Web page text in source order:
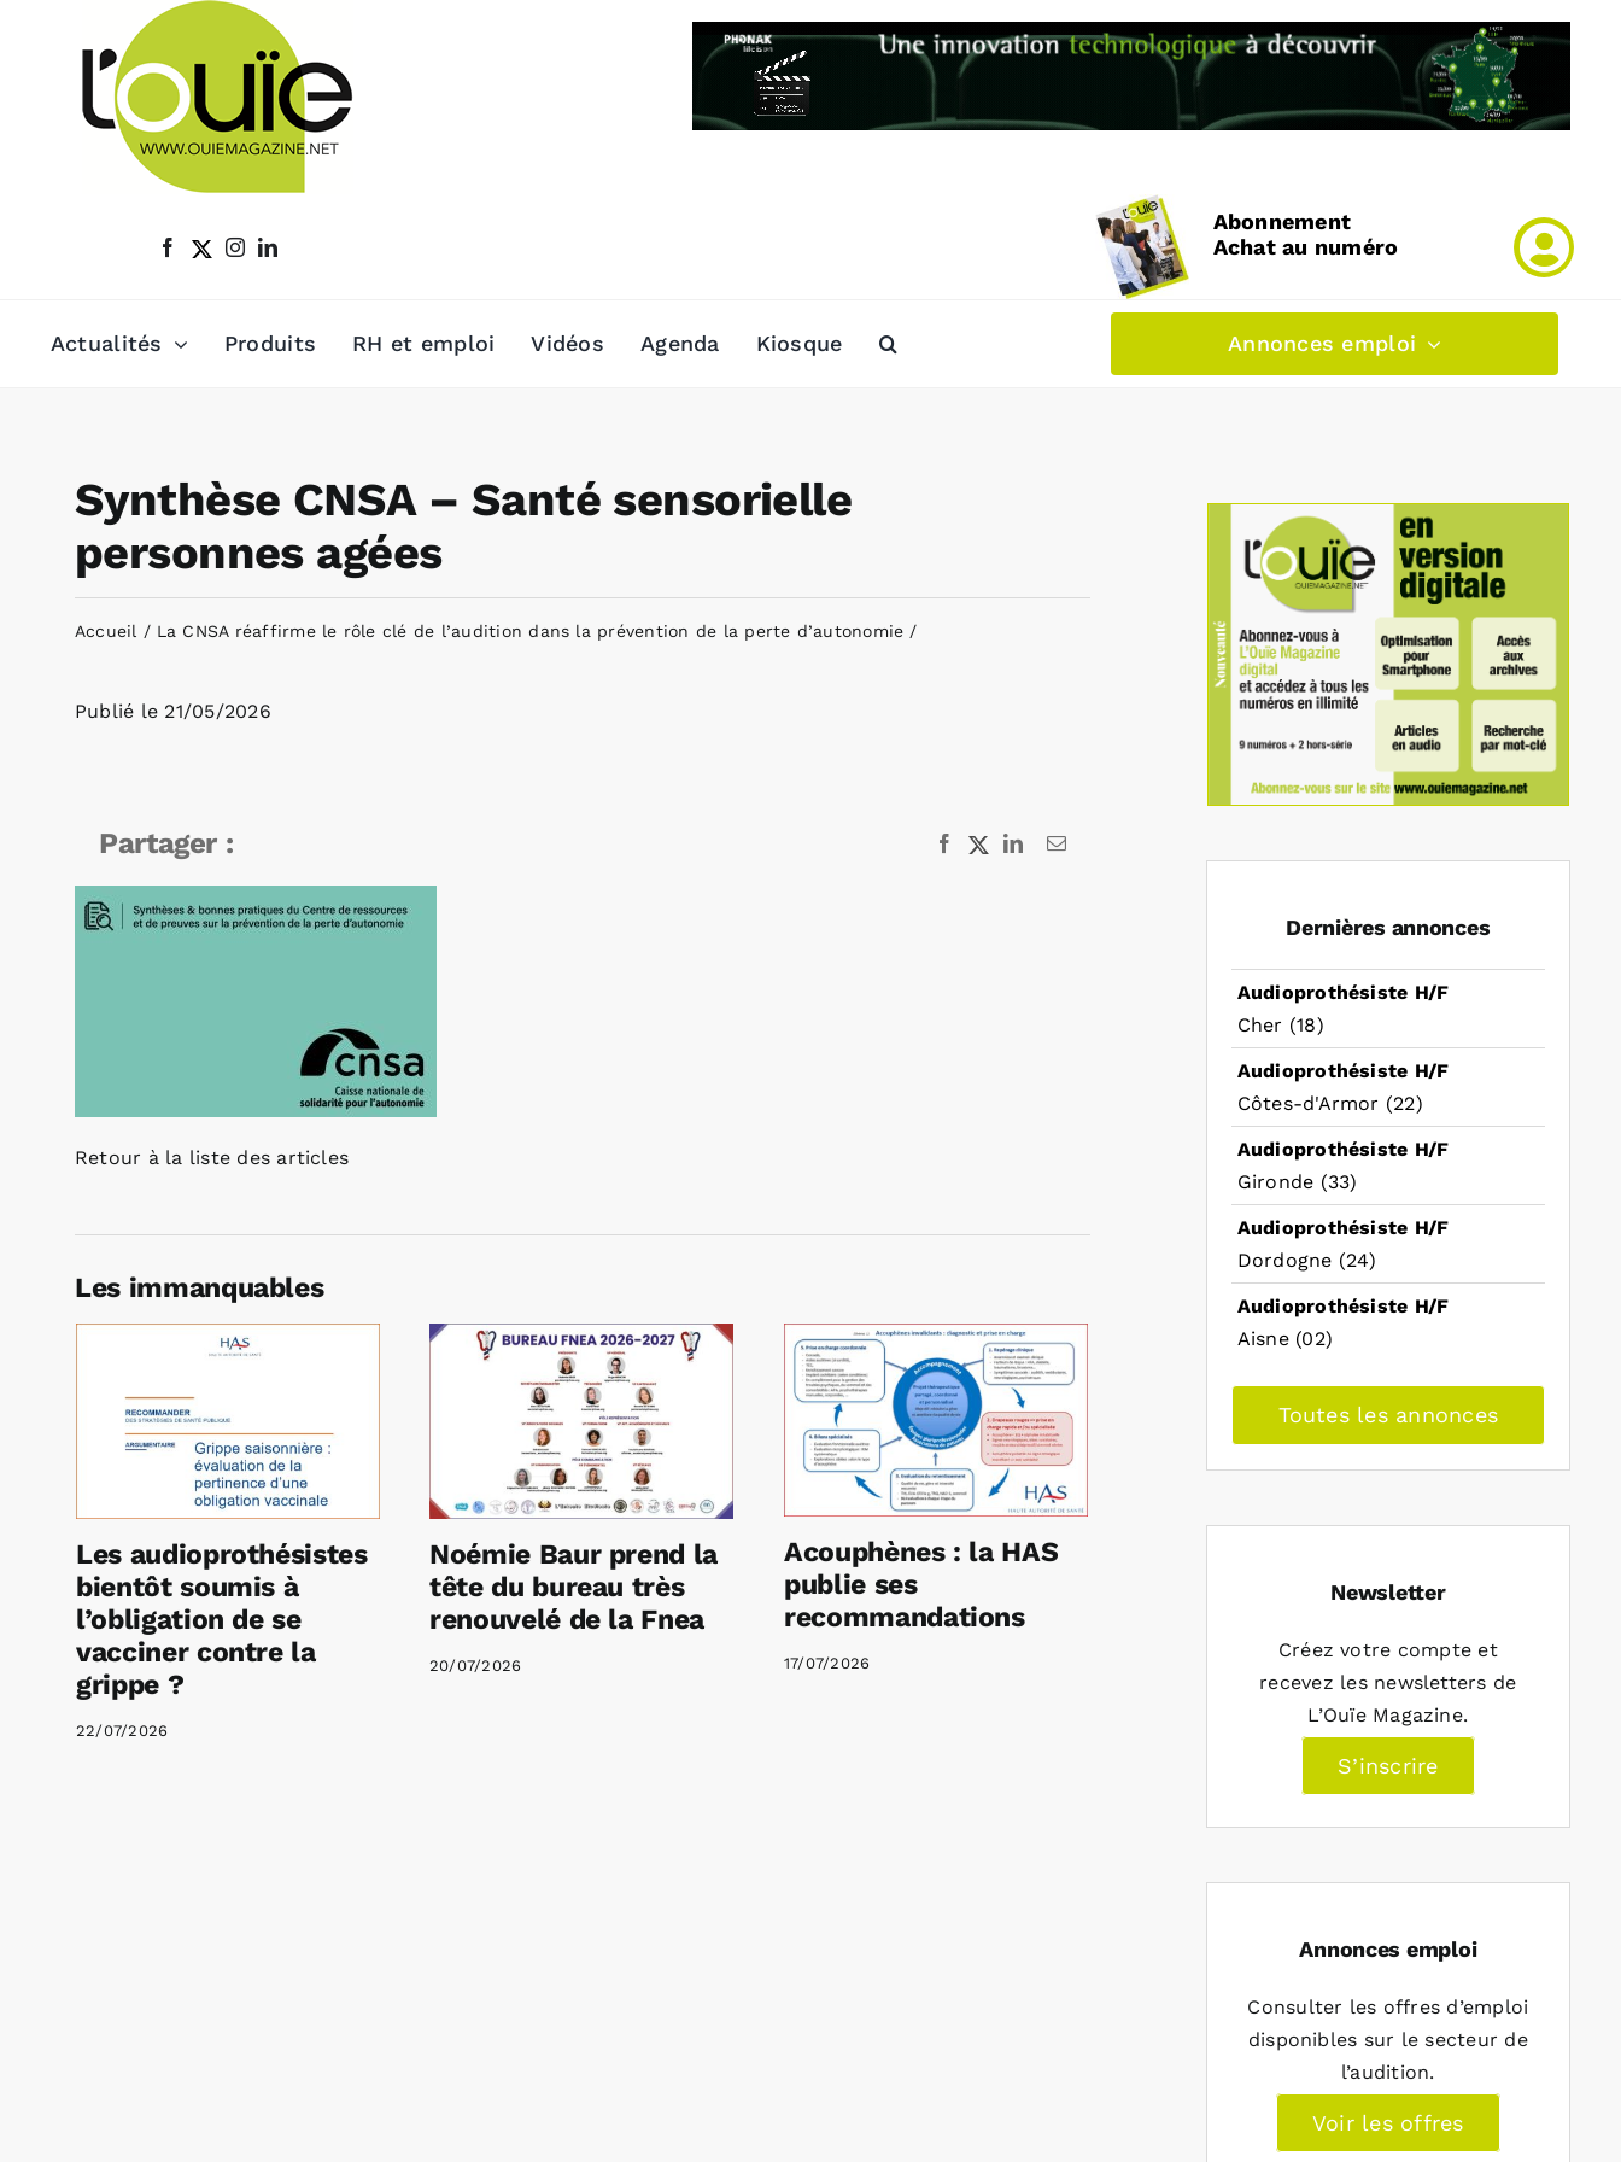
Abonnement
Achat au numéro
Actualités Produits RH et emploi Vidéos Agenda Kiosque Annonces emploi
Synthèse CNSA – Santé sensorielle
personnes agées
Accueil La CNSA réaffirme le rôle clé de l’audition dans la prévention de la perte d’autonomie
Publié le 21/05/2026
Partager : Facebook
X LinkedInEmail
Retour à la liste des articles
Les immanquables
Les audioprothésistes
bientôt soumis à
l’obligation de se
vacciner contre la
grippe ?
22/07/2026
Noémie Baur prend la
tête du bureau très
renouvelé de la Fnea
20/07/2026
Acouphènes : la HAS
publie ses
recommandations
17/07/2026
Dernières annonces
Audioprothésiste H/F
Cher (18)
Audioprothésiste H/F
Côtes-d'Armor (22)
Audioprothésiste H/F
Gironde (33)
Audioprothésiste H/F
Dordogne (24)
Audioprothésiste H/F
Aisne (02)
Toutes les annonces
Newsletter
Créez votre compte et
recevez les newsletters de
L’Ouïe Magazine.
S’inscrire
Annonces emploi
Consulter les offres d’emploi
disponibles sur le secteur de
l’audition.
Voir les offres